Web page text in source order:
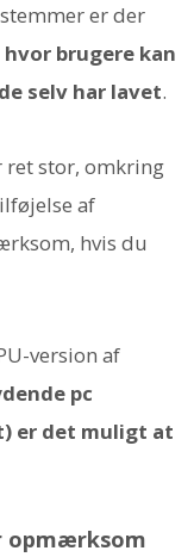
er der
hvor brugere kan
selv har lavet.
ret stor, omkring
af
hvis du
version af
pc
er det muligt at
opmærksom